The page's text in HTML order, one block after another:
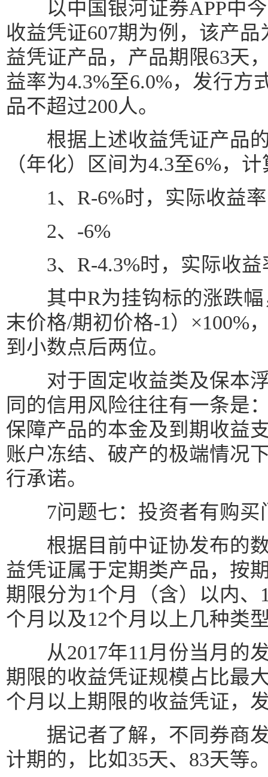
以中国银河证券APP中今
收益凭证607期为例，该产
益凭证产品，产品期限63天
益率为4.3%至6.0%，发行方
品不超过200人。
根据上述收益凭证产品的
（年化）区间为4.3至6%，
1、R-6%时，实际收益率
2、-6%
3、R-4.3%时，实际收益
其中R为挂钩标的涨跌幅
末价格/期初价格-1）×100%
到小数点后两位。
对于固定收益类及保本浮
同的信用风险往往有一条是
保障产品的本金及到期收益
账户冻结、破产的极端情况
行承诺。
7问题七：投资者有购买
根据目前中证协发布的数
益凭证属于定期类产品，按
期限分为1个月（含）以内、
个月以及12个月以上几种类
从2017年11月份当月的发
期限的收益凭证规模占比最
个月以上期限的收益凭证，
据记者了解，不同券商发
计期的，比如35天、83天等